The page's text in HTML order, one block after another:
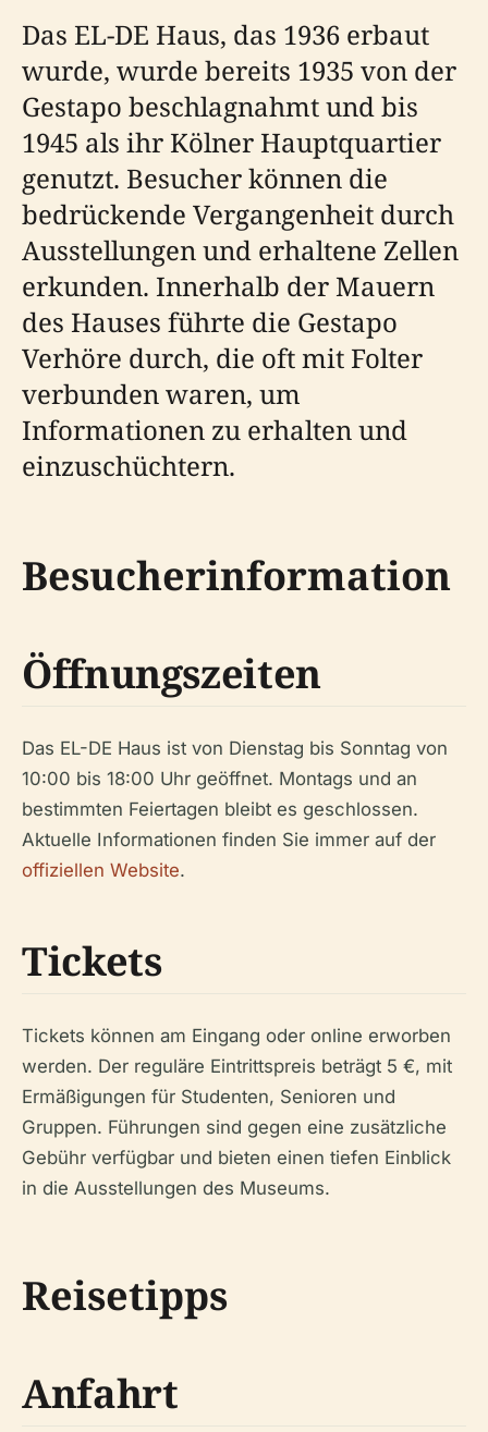
Das EL-DE Haus, das 1936 erbaut
wurde, wurde bereits 1935 von der
Gestapo beschlagnahmt und bis
1945 als ihr Kölner Hauptquartier
genutzt. Besucher können die
bedrückende Vergangenheit durch
Ausstellungen und erhaltene Zellen
erkunden. Innerhalb der Mauern
des Hauses führte die Gestapo
Verhöre durch, die oft mit Folter
verbunden waren, um
Informationen zu erhalten und
einzuschüchtern.
Besucherinformation
Öffnungszeiten
Das EL-DE Haus ist von Dienstag bis Sonntag von
10:00 bis 18:00 Uhr geöffnet. Montags und an
bestimmten Feiertagen bleibt es geschlossen.
Aktuelle Informationen finden Sie immer auf der
offiziellen Website.
Tickets
Tickets können am Eingang oder online erworben
werden. Der reguläre Eintrittspreis beträgt 5 €, mit
Ermäßigungen für Studenten, Senioren und
Gruppen. Führungen sind gegen eine zusätzliche
Gebühr verfügbar und bieten einen tiefen Einblick
in die Ausstellungen des Museums.
Reisetipps
Anfahrt